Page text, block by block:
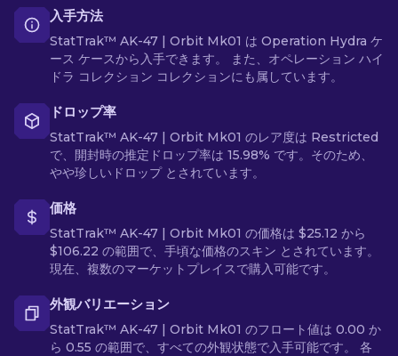
入手方法
StatTrak™ AK-47 | Orbit Mk01 は Operation Hydra ケ
ース ケースから入手できます。 また、オペレーション ハイ
ドラ コレクション コレクションにも属しています。
ドロップ率
StatTrak™ AK-47 | Orbit Mk01 のレア度は Restricted
で、開封時の推定ドロップ率は 15.98% です。そのため、
やや珍しいドロップ とされています。
価格
StatTrak™ AK-47 | Orbit Mk01 の価格は $25.12 から
$106.22 の範囲で、手頃な価格のスキン とされています。
現在、複数のマーケットプレイスで購入可能です。
外観バリエーション
StatTrak™ AK-47 | Orbit Mk01 のフロート値は 0.00 か
ら 0.55 の範囲で、すべての外観状態で入手可能です。 各